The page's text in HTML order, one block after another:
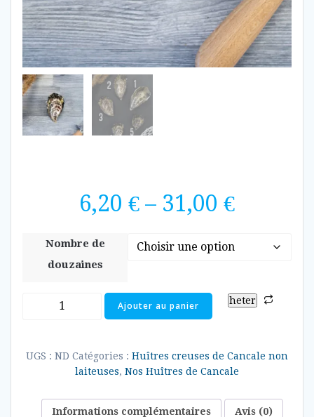
6,20 € – 31,00 €
Nombre de
douzaines
heter
Ajouter au panier
UGS : ND Catégories : Huîtres creuses de Cancale non
laiteuses, Nos Huîtres de Cancale
Informations complémentaires Avis (0)